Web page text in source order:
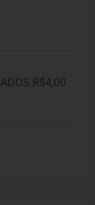
R$4,00